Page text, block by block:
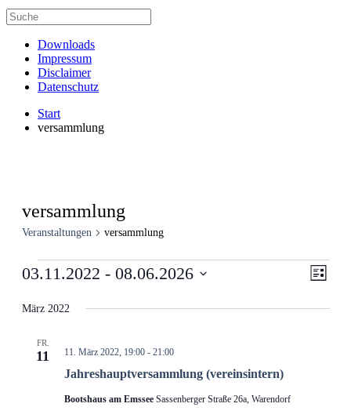
Downloads
Impressum
Disclaimer
Datenschutz
Start
versammlung
versammlung
Veranstaltungen versammlung
Veranstaltungen Liste
03.11.2022 - 08.06.2026
wählen.
März 2022
FR.
11
Jahreshaupt­versammlung (vereinsintern)
11. März 2022, 19:00- 21:00
Bootshaus am Emssee Sassenberger Straße 26a, Warendorf